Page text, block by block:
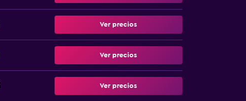
Ver precios
Ver precios
Ver precios